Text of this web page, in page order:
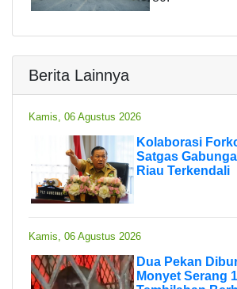
Berita Lainnya
Kamis, 06 Agustus 2026
Kolaborasi
Satgas
Riau Terkendali
Kamis, 06 Agustus 2026
Dua Pekan
Monyet Serang